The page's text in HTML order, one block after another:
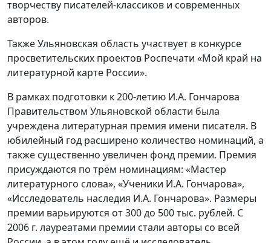
творчеству писателей-классиков и современных
авторов.
Также Ульяновская область участвует в конкурсе
просветительских проектов Роспечати «Мой край на
литературной карте России».
В рамках подготовки к 200-летию И.А. Гончарова
Правительством Ульяновской области была
учреждена литературная премия имени писателя. В
юбилейный год расширено количество номинаций, а
также существенно увеличен фонд премии. Премия
присуждаются по трём номинациям: «Мастер
литературного слова», «Ученики И.А. Гончарова»,
«Исследователь наследия И.А. Гончарова». Размеры
премии варьируются от 300 до 500 тыс. рублей. С
2006 г. лауреатами премии стали авторы со всей